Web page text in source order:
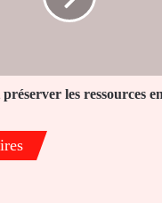
les ressources